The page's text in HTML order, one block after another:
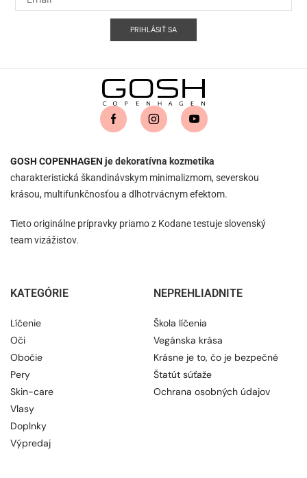
PRIHLÁSIŤ SA
GOSH COPENHAGEN je dekoratívna kozmetika
charakteristická škandinávskym minimalizmom, severskou
krásou, multifunkčnosťou a dlhotrvácnym efektom.
Tieto originálne prípravky priamo z Kodane testuje slovenský
team vizážistov.
KATEGÓRIE
Líčenie
Oči
Obočie
Pery
Skin-care
Vlasy
Doplnky
Výpredaj
NEPREHLIADNITE
Škola líčenia
Vegánska krása
Krásne je to, čo je bezpečné
Štatút súťaže
Ochrana osobných údajov